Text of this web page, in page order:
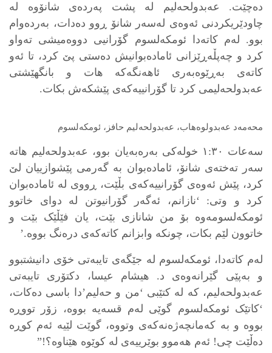
دەچێت. عەبدولحەلیم لە پشت پەردەی شانۆوە لە
چاودێریکردنی ئەوەی لەسەر شانۆ ڕوو دەدات، بەردەوام
بوو. لەم کاتەدا ئومکەلسوم گۆرانیی دووەمیشی تەواو
کرد و چەپڵەڕێزانی ئامادەبوانیش دەستی پێ کرد، تا ئەو
کاتەی بەڕێوەبەری ئاهەنگەکە هات و بانگهێشتی
عەبدولحەلیمی کرد تا گۆرانییەکەی پێشکەش بکات.
محەمەد عەبدولوەهاب، عەبدولحەلیم حافز، ئومکەلسوم
سەعات ١:٣٠ خولەکی بەرەبەیان بوو، عەبدولحەلیم هاتە
سەر تەختەی شانۆ، ئامادەبوان بە گەرمی پێشوازییان لێ
کرد، پێش ئەوەی گۆرانییەکەی بڵێت، ڕووی لە ئامادەبوان
کرد و وتی: ‘نازانم، ئەگەر گۆرانیوتن لە دوای خاتوو
ئومکەلسومەوە بۆ من شانازی بێت، یان فێڵێک بێت و
خاتوون لێم بکات، چونکە وابزانم کاتەکەی درەنگ بووە.’
لەم کاتەدا، ئومکەلسوم لە جێگەی تایبەتی خۆی دانیشتبوو
و بەپێی گێرانەوەی د. هیشام عیسا، دکتۆری تایبەتی
عەبدولحەلیم، کە لە کتێبی ‘من و حەلیم’دا باسی دەکات،
‘کاتێک ئومکەلسوم گوێی لەم قسەیە بووە، زۆر تووڕە
بووە و بە کەمانچەژەنەکەی وتووە، گوێت لێیە ئەم کوڕە
دەڵێت چی! ئەم هەموو بوێرییەی لە کوێوە هێناوە؟!”